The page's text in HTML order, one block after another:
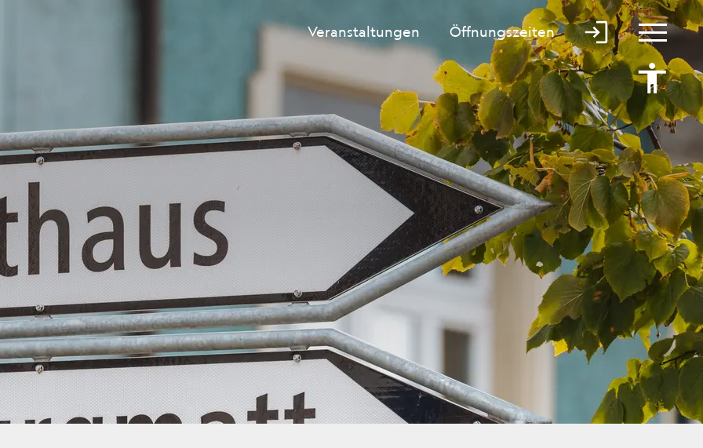
Hauptnavigation
Veranstaltungen Öffnungszeiten